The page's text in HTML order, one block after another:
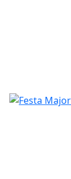
Festa Major